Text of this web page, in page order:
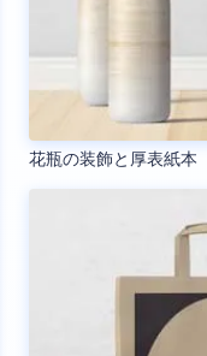
花瓶の装飾と厚表紙本